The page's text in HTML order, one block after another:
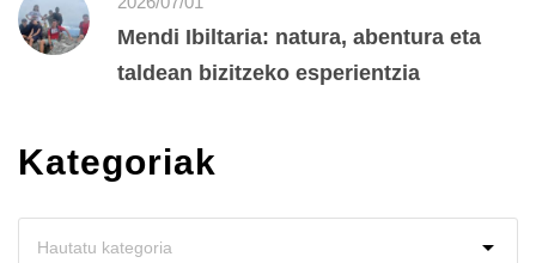
Mendi Ibiltaria: natura, abentura eta
taldean bizitzeko esperientzia
Kategoriak